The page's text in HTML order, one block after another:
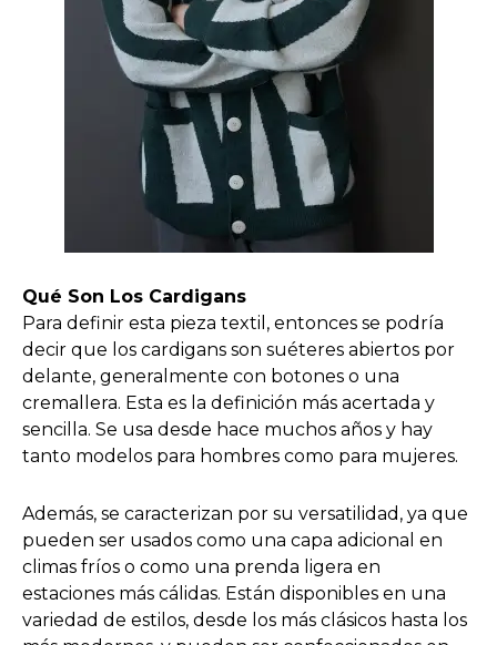
Qué Son Los Cardigans
Para definir esta pieza textil, entonces se podría
decir que los cardigans son suéteres abiertos por
delante, generalmente con botones o una
cremallera. Esta es la definición más acertada y
sencilla. Se usa desde hace muchos años y hay
tanto modelos para hombres como para mujeres.
Además, se caracterizan por su versatilidad, ya que
pueden ser usados como una capa adicional en
climas fríos o como una prenda ligera en
estaciones más cálidas. Están disponibles en una
variedad de estilos, desde los más clásicos hasta los